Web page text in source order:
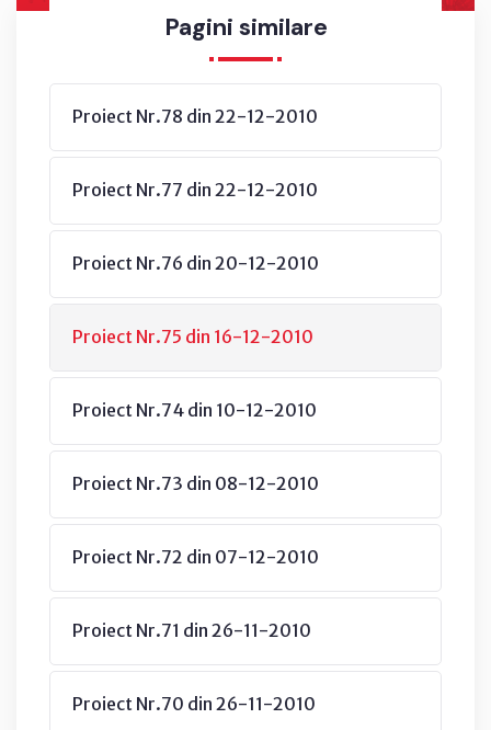
Pagini similare
Proiect Nr.78 din 22-12-2010
Proiect Nr.77 din 22-12-2010
Proiect Nr.76 din 20-12-2010
Proiect Nr.75 din 16-12-2010
Proiect Nr.74 din 10-12-2010
Proiect Nr.73 din 08-12-2010
Proiect Nr.72 din 07-12-2010
Proiect Nr.71 din 26-11-2010
Proiect Nr.70 din 26-11-2010